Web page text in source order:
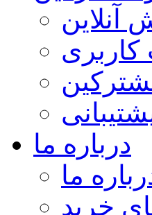
آنلاین
کاربری
درباره ما
ما
خرید